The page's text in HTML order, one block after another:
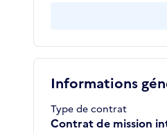
Informations
Type de contrat
Contrat de mission